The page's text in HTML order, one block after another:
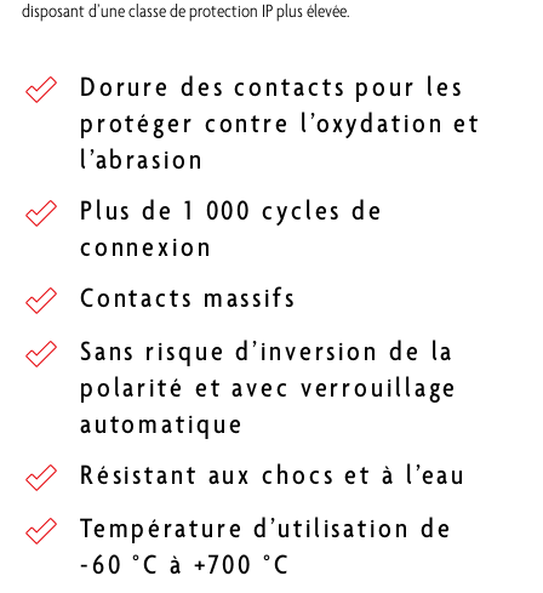
disposant d’une classe de protection IP plus élevée.
Dorure des contacts pour les
protéger contre l’oxydation et
l’abrasion
Plus de 1 000 cycles de
connexion
Contacts massifs
Sans risque d’inversion de la
polarité et avec verrouillage
automatique
Résistant aux chocs et à l’eau
Température d’utilisation de
-60 °C à +700 °C